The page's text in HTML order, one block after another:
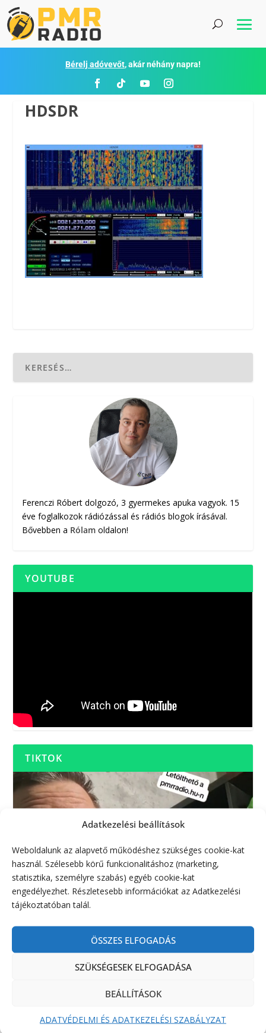
Adatkezelési beállítások
Weboldalunk az alapvető működéshez szükséges cookie-kat
használ. Szélesebb körű funkcionalitáshoz (marketing,
statisztika, személyre szabás) egyéb cookie-kat
engedélyezhet. Részletesebb információkat az Adatkezelési
tájékoztatóban talál.
ÖSSZES ELFOGADÁS
SZÜKSÉGESEK ELFOGADÁSA
BEÁLLÍTÁSOK
ADATVÉDELMI ÉS ADATKEZELÉSI SZABÁLYZAT
Bérelj adóvevőt, akár néhány napra!
HDSDR
Ferenczi Róbert dolgozó, 3 gyermekes apuka vagyok. 15
éve foglalkozok rádiózással és rádiós blogok írásával.
Bővebben a Rólam oldalon!
YOUTUBE
TIKTOK